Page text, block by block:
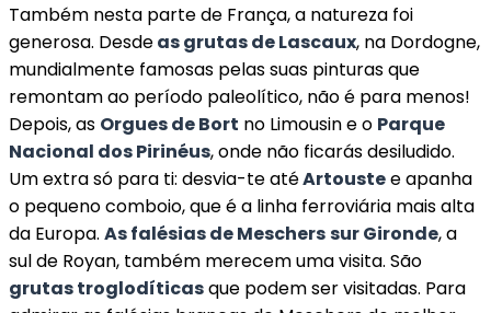
Também nesta parte de França, a natureza foi
generosa. Desdeas grutas de Lascaux, na Dordogne,
mundialmente famosas pelas suas pinturas que
remontam ao período paleolítico, não é para menos!
Depois, as Orgues de Bort no Limousin e o Parque
Nacional dos Pirinéus, onde não ficarás desiludido.
Um extra só para ti: desvia-te atéArtoustee apanha
o pequeno comboio, que é a linha ferroviária mais alta
da Europa. As falésias de Mescherssur Gironde, a
sul de Royan, também merecem uma visita. São
grutas troglodíticasque podem ser visitadas. Para